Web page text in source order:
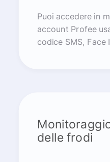
Puoi accedere in
account Profee
codice SMS, Face
delle frodi